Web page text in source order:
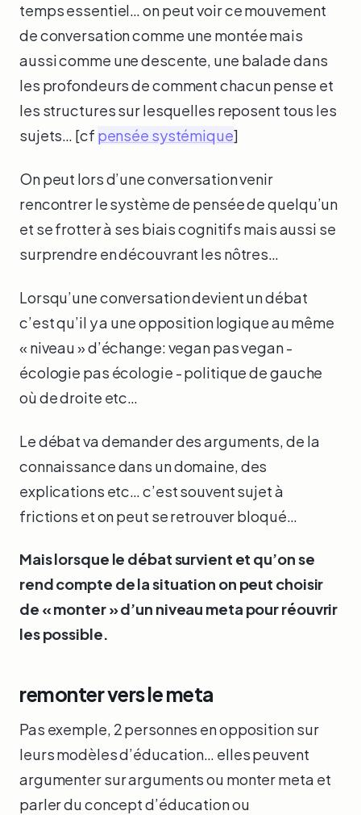
temps essentiel… on peut voir ce mouvement
de conversation comme une montée mais
aussi comme une descente, une balade dans
les profondeurs de comment chacun pense et
les structures sur lesquelles reposent tous les
sujets… [cf pensée systémique]
On peut lors d’une conversation venir
rencontrer le système de pensée de quelqu’un
et se frotter à ses biais cognitifs mais aussi se
surprendre en découvrant les nôtres…
Lorsqu’une conversation devient un débat
c’est qu’il y a une opposition logique au même
« niveau » d’échange: vegan pas vegan -
écologie pas écologie - politique de gauche
où de droite etc…
Le débat va demander des arguments, de la
connaissance dans un domaine, des
explications etc… c’est souvent sujet à
frictions et on peut se retrouver bloqué…
Mais lorsque le débat survient et qu’on se
rend compte de la situation on peut choisir
de « monter » d’un niveau meta pour réouvrir
les possible.
remonter vers le meta
Pas exemple, 2 personnes en opposition sur
leurs modèles d’éducation… elles peuvent
argumenter sur arguments ou monter meta et
parler du concept d’éducation ou